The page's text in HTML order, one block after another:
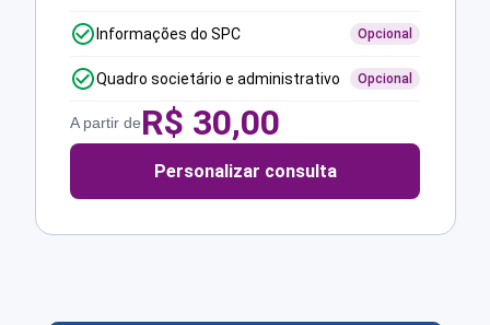
Informações do SPC Opcional
Quadro societário e administrativo Opcional
A partir deR$ 30,00
Personalizar consulta